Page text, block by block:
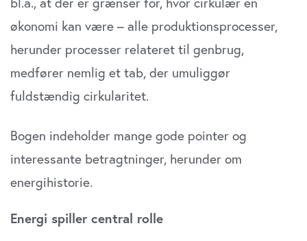
økonomi kan være – alle produktionsprocesser,
herunder processer relateret til genbrug,
medfører nemlig et tab, der umuliggør
fuldstændig cirkularitet.
Bogen indeholder mange gode pointer og
interessante betragtninger, herunder om
energihistorie.
Energi spiller central rolle